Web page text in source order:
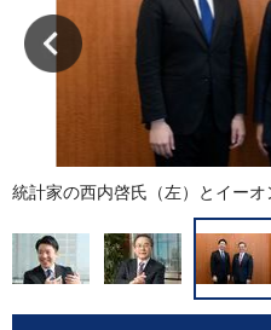
統計家の西内啓氏（左）とイー